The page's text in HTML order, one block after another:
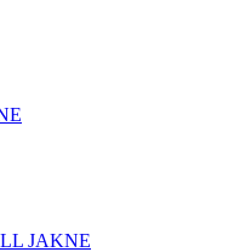
JAKNE